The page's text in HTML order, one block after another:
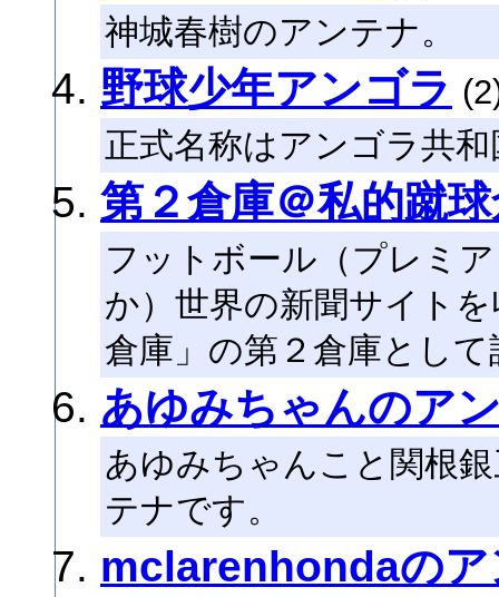
神城春樹のアンテナ。
野球少年アンゴラ
正式名称はアンゴラ共
第２倉庫＠私的蹴
フットボール（プレミ
か）世界の新聞サイト
倉庫」の第２倉庫として
あゆみちゃんのア
あゆみちゃんこと関根
テナです。
mclarenhondaのア